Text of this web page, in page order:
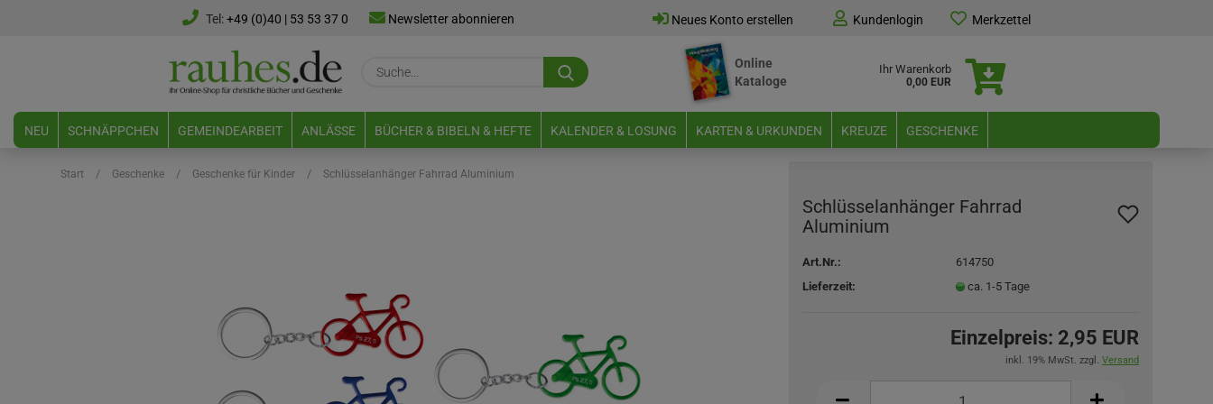
Tel:+49 (0)40 | 53 53 37 0 Newsletter abonnieren Neues Konto erstellen Kundenlogin Merkzettel
Suche...
Online
Kataloge
Ihr Warenkorb
0,00 EUR
NEU SCHNÄPPCHEN GEMEINDEARBEIT ANLÄSSE BÜCHER & BIBELN & HEFTE KALENDER & LOSUNG KARTEN & URKUNDEN KREUZE GESCHENKE
WISSENSWERTES & DOWNLOADS
Start / Geschenke / Geschenke für Kinder / Schlüsselanhänger Fahrrad Aluminium
Schlüsselanhänger Fahrrad
Aluminium
Art.Nr.:
614750
Lieferzeit:
ca. 1-5 Tage
Einzelpreis: 2,95 EUR
inkl. 19% MwSt. zzgl. Versand